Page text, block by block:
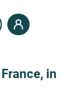
in